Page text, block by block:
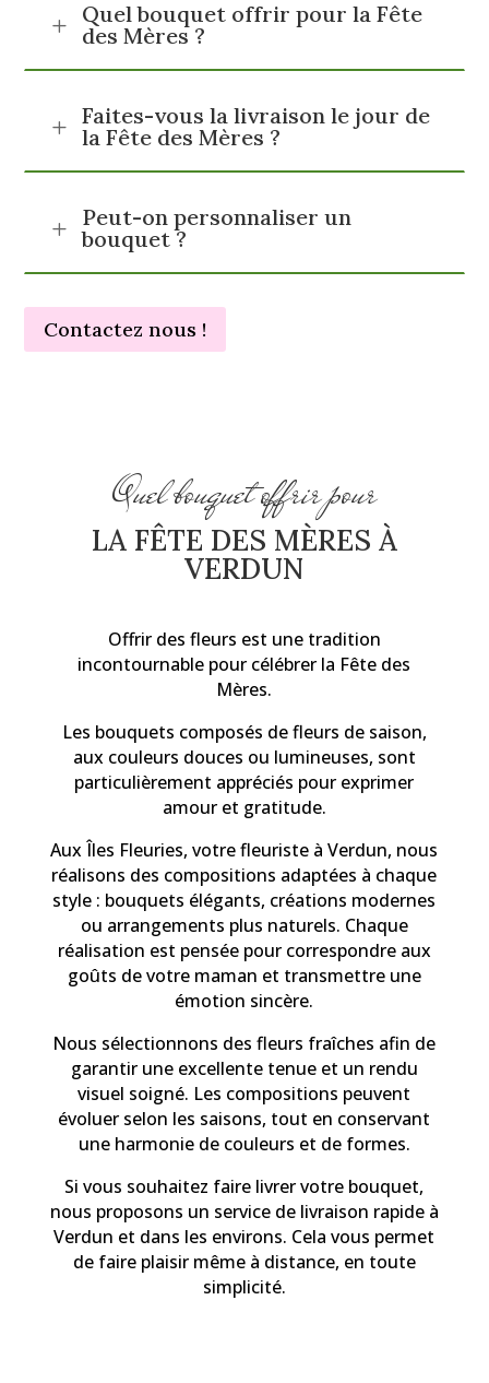
L
Quel bouquet offrir pour la Fête
des Mères ?
L
Faites-vous la livraison le jour de
la Fête des Mères ?
L
Peut-on personnaliser un
bouquet ?
Contactez nous !
Quel bouquet offrir pour
LA FÊTE DES MÈRES À
VERDUN
Offrir des fleurs est une tradition
incontournable pour célébrer la Fête des
Mères.
Les bouquets composés de fleurs de saison,
aux couleurs douces ou lumineuses, sont
particulièrement appréciés pour exprimer
amour et gratitude.
Aux Îles Fleuries, votre fleuriste à Verdun, nous
réalisons des compositions adaptées à chaque
style : bouquets élégants, créations modernes
ou arrangements plus naturels. Chaque
réalisation est pensée pour correspondre aux
goûts de votre maman et transmettre une
émotion sincère.
Nous sélectionnons des fleurs fraîches afin de
garantir une excellente tenue et un rendu
visuel soigné. Les compositions peuvent
évoluer selon les saisons, tout en conservant
une harmonie de couleurs et de formes.
Si vous souhaitez faire livrer votre bouquet,
nous proposons un service de livraison rapide à
Verdun et dans les environs. Cela vous permet
de faire plaisir même à distance, en toute
simplicité.